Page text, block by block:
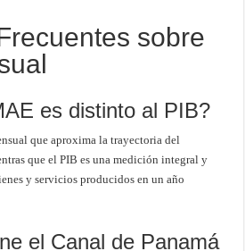
sobre
es distinto al PIB?
que aproxima la trayectoria del
que el PIB es una medición integral y
y servicios producidos en un año
el Canal de Panamá